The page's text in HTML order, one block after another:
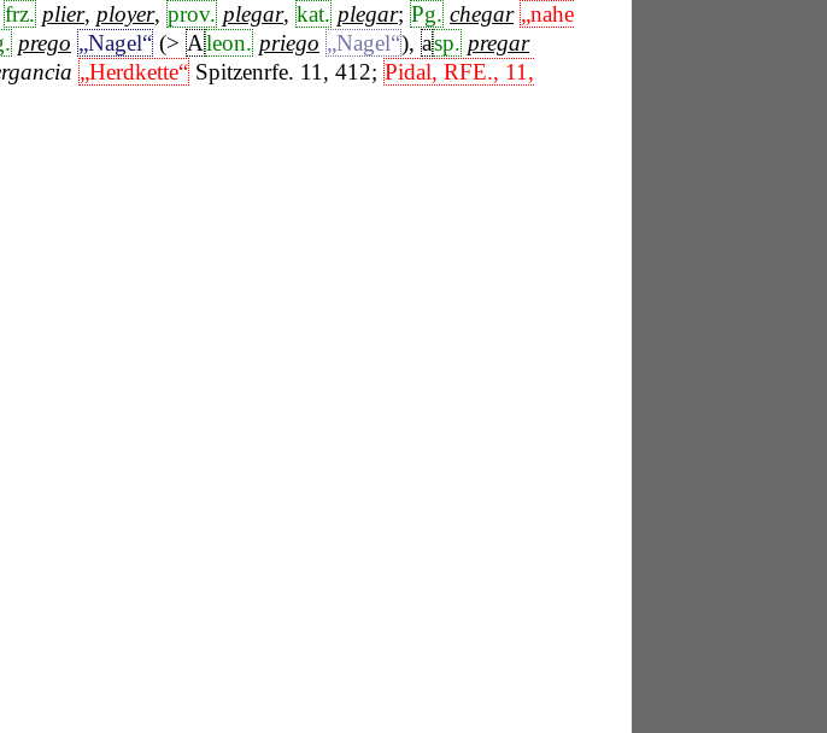
frz. plier, ployer, prov. plegar, kat. plegar; Pg. chegar „nahe
prego „Nagel“ (> Aleon. priego „Nagel“), asp. pregar
„Herdkette“ Spitzenrfe. 11, 412; Pidal, RFE., 11,